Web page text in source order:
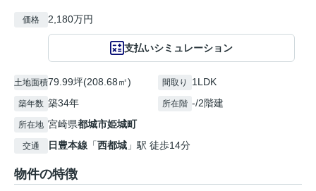
価格 2,180万円
支払いシミュレーション
土地面積79.99坪(208.68㎡) 間取り 1LDK
築年数 築34年 所在階 -/2階建
所在地 宮崎県都城市姫城町
交通 日豊本線 「西都城 」駅 徒歩14分
物件の特徴